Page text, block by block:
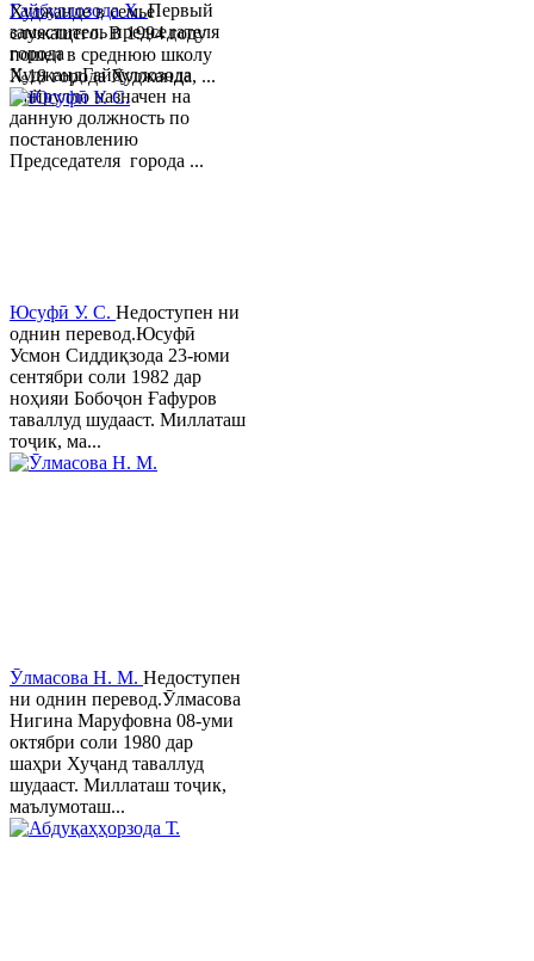
Гайбуллозода Х.Первый
заместитель председателя
города
ХуджандГайбуллозода
Хайрулло назначен на
данную должность по
постановлению
Председателя города ...
Худжанде в семье
служащего. В 1994 году
пошел в среднюю школу
№18 города Худжанда, ...
Юсуфӣ У. C. Недоступен ни
однин перевод.Юсуфӣ
Усмон Сиддиқзода 23-юми
сентябри соли 1982 дар
ноҳияи Бобоҷон Ғафуров
таваллуд шудааст. Миллаташ
тоҷик, ма...
Ӯлмасова Н. М. Недоступен
ни однин перевод.Ӯлмасова
Нигина Маруфовна 08-уми
октябри соли 1980 дар
шаҳри Хуҷанд таваллуд
шудааст. Миллаташ тоҷик,
маълумоташ...